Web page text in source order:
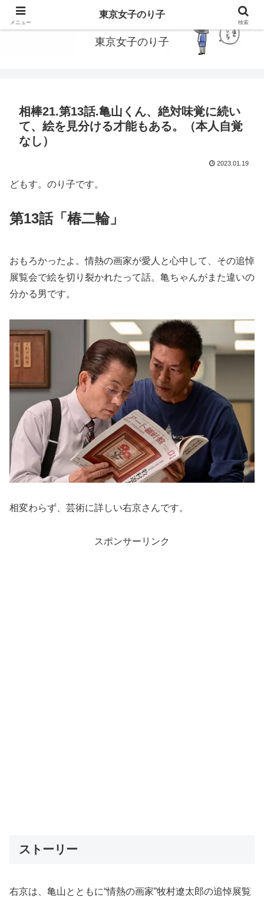
東京で働いてる女子のり子のブログです
東京女子のり子
相棒21.第13話.亀山くん、絶対味覚に続い
て、絵を見分ける才能もある。（本人自覚
なし）
2023.01.19
どもす。のり子です。
第13話「椿二輪」
おもろかったよ。情熱の画家が愛人と心中して、その追悼
展覧会で絵を切り裂かれたって話。亀ちゃんがまた違いの
分かる男です。
相変わらず、芸術に詳しい右京さんです。
スポンサーリンク
ストーリー
右京は、亀山とともに“情熱の画家”牧村遼太郎の追悼展覧
メニュー
東京女子のり子
検索